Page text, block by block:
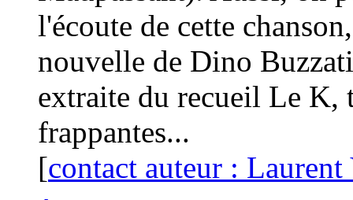
l'écoute de cette
nouvelle de Dino
extraite du recueil Le K,
frappantes...
[contact auteur : Laurent